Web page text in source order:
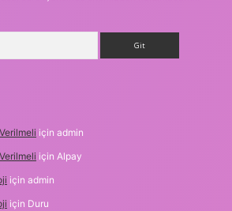
için admin
için Alpay
için admin
için Duru